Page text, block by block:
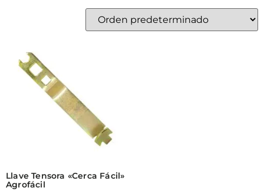
Llave Tensora «Cerca Fácil»
Agrofácil